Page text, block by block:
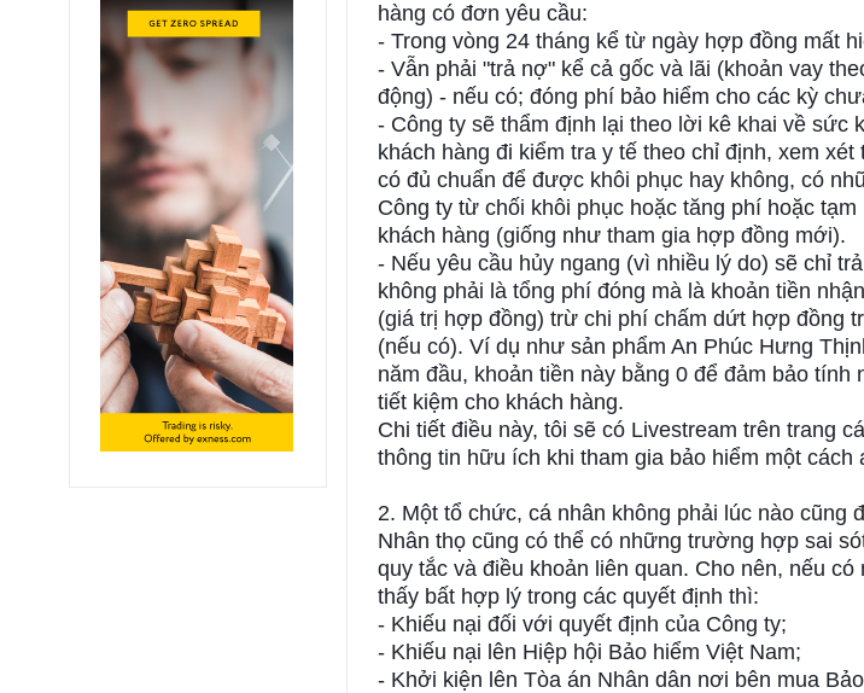
hàng có đơn yêu cầu:
- Trong vòng 24 tháng kể từ ngày hợp đồng mất
- Vẫn phải "trả nợ" kể cả gốc và lãi (khoản vay
động) - nếu có; đóng phí bảo hiểm cho các kỳ
- Công ty sẽ thẩm định lại theo lời kê khai về sức
khách hàng đi kiểm tra y tế theo chỉ định, xem
có đủ chuẩn để được khôi phục hay không, có
Công ty từ chối khôi phục hoặc tăng phí hoặc
khách hàng (giống như tham gia hợp đồng mới).
- Nếu yêu cầu hủy ngang (vì nhiều lý do) sẽ chỉ
không phải là tổng phí đóng mà là khoản tiền
(giá trị hợp đồng) trừ chi phí chấm dứt hợp đồng
(nếu có). Ví dụ như sản phẩm An Phúc Hưng
năm đầu, khoản tiền này bằng 0 để đảm bảo tính
tiết kiệm cho khách hàng.
Chi tiết điều này, tôi sẽ có Livestream trên trang
thông tin hữu ích khi tham gia bảo hiểm một cách
2. Một tổ chức, cá nhân không phải lúc nào cũng
Nhân thọ cũng có thể có những trường hợp sai
quy tắc và điều khoản liên quan. Cho nên, nếu
thấy bất hợp lý trong các quyết định thì:
- Khiếu nại đối với quyết định của Công ty;
- Khiếu nại lên Hiệp hội Bảo hiểm Việt Nam;
- Khởi kiện lên Tòa án Nhân dân nơi bên mua